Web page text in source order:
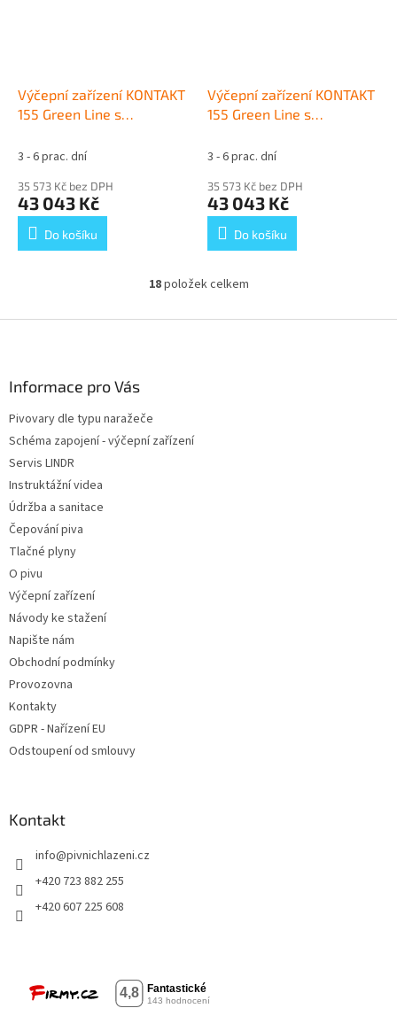
Výčepní zařízení KONTAKT
155 Green Line s
bez naražečů
3 - 6 prac. dní
35 573 Kč bez DPH
43 043 Kč
Do košíku
Výčepní zařízení KONTAKT
155 Green Line s
bez naražečů
3 - 6 prac. dní
35 573 Kč bez DPH
43 043 Kč
Do košíku
O
l
18položek celkem
Informace pro Vás
Pivovary dle typu naražeče
Schéma zapojení - výčepní zařízení
Servis LINDR
Instruktážní videa
Údržba a sanitace
Čepování piva
Tlačné plyny
O pivu
Výčepní zařízení
Návody ke stažení
Napište nám
Obchodní podmínky
Provozovna
Kontakty
GDPR - Nařízení EU
Odstoupení od smlouvy
Kontakt
info@pivnichlazeni.cz
+420 723 882 255
+420 607 225 608